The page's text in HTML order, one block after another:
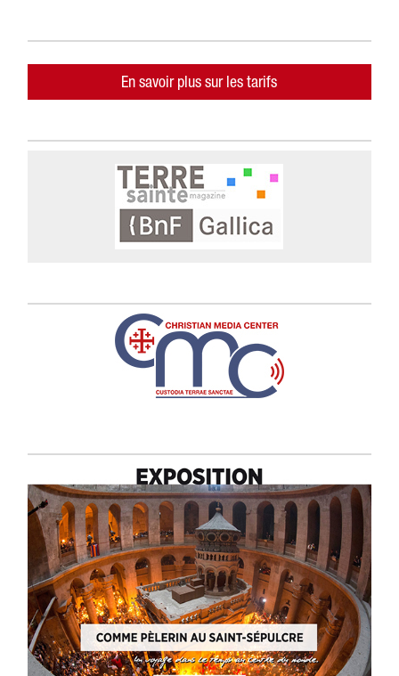
En savoir plus sur les tarifs